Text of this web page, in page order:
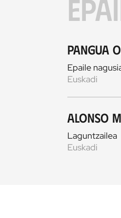
Pangua
Epaile
Euskadi
Alonso
Laguntzailea
Euskadi